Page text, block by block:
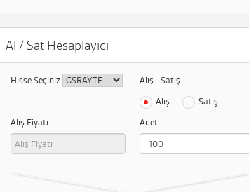
Al / Sat Hesaplayıcı
Hisse Seçiniz
Alış - Satış
Alış
Satış
Alış Fiyatı
Adet